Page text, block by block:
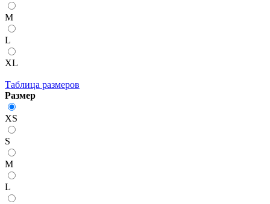
M
L
XL
Таблица размеров
Размер
XS
S
M
L